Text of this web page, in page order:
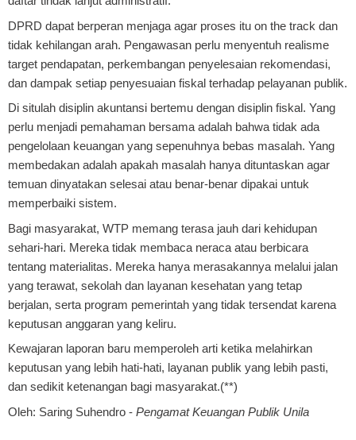
DPRD dapat berperan menjaga agar proses itu on the track dan
tidak kehilangan arah. Pengawasan perlu menyentuh realisme
target pendapatan, perkembangan penyelesaian rekomendasi,
dan dampak setiap penyesuaian fiskal terhadap pelayanan publik.
Di situlah disiplin akuntansi bertemu dengan disiplin fiskal. Yang
perlu menjadi pemahaman bersama adalah bahwa tidak ada
pengelolaan keuangan yang sepenuhnya bebas masalah. Yang
membedakan adalah apakah masalah hanya dituntaskan agar
temuan dinyatakan selesai atau benar-benar dipakai untuk
memperbaiki sistem.
Bagi masyarakat, WTP memang terasa jauh dari kehidupan
sehari-hari. Mereka tidak membaca neraca atau berbicara
tentang materialitas. Mereka hanya merasakannya melalui jalan
yang terawat, sekolah dan layanan kesehatan yang tetap
berjalan, serta program pemerintah yang tidak tersendat karena
keputusan anggaran yang keliru.
Kewajaran laporan baru memperoleh arti ketika melahirkan
keputusan yang lebih hati-hati, layanan publik yang lebih pasti,
dan sedikit ketenangan bagi masyarakat.(**)
Oleh: Saring Suhendro - Pengamat Keuangan Publik Unila